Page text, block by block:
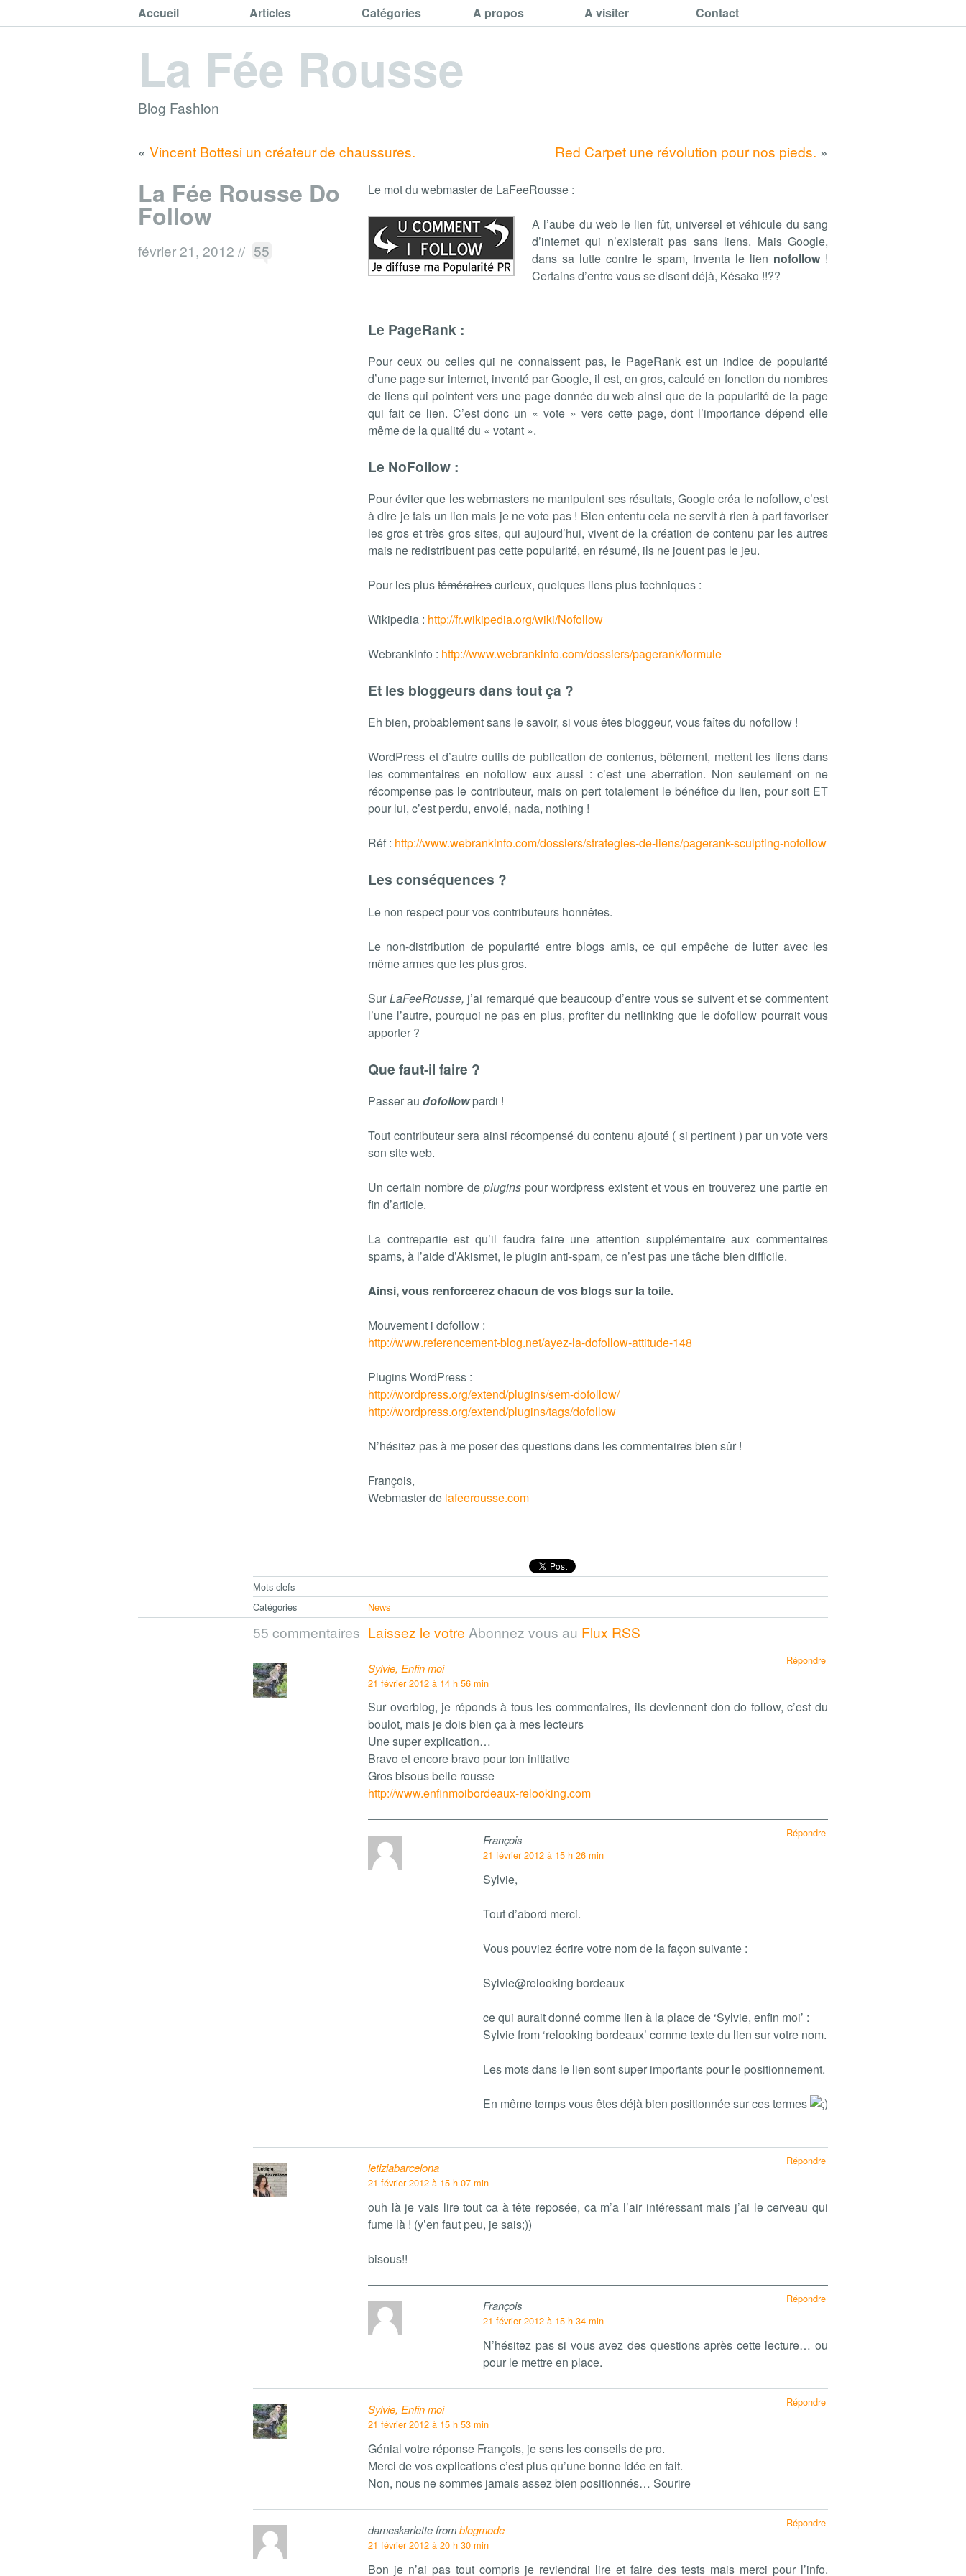
Accueil Articles Catégories A propos A visiter Contact
La Fée Rousse
Blog Fashion
« Vincent Bottesi un créateur de chaussures. Red Carpet une révolution pour nos pieds. »
La Fée Rousse Do
Follow
février 21, 2012 // 55
Le mot du webmaster de LaFeeRousse :
A l’aube du web le lien fût, universel et véhicule du sang
d’internet qui n’existerait pas sans liens. Mais Google,
dans sa lutte contre le spam, inventa le lien nofollow !
Certains d’entre vous se disent déjà, Késako !!??
Le PageRank :
Pour ceux ou celles qui ne connaissent pas, le PageRank est un indice de popularité
d’une page sur internet, inventé par Google, il est, en gros, calculé en fonction du nombres
de liens qui pointent vers une page donnée du web ainsi que de la popularité de la page
qui fait ce lien. C’est donc un « vote » vers cette page, dont l’importance dépend elle
même de la qualité du « votant ».
Le NoFollow :
Pour éviter que les webmasters ne manipulent ses résultats, Google créa le nofollow, c’est
à dire je fais un lien mais je ne vote pas ! Bien ententu cela ne servit à rien à part favoriser
les gros et très gros sites, qui aujourd’hui, vivent de la création de contenu par les autres
mais ne redistribuent pas cette popularité, en résumé, ils ne jouent pas le jeu.
Pour les plustémérairescurieux, quelques liens plus techniques :
Wikipedia : http://fr.wikipedia.org/wiki/Nofollow
Webrankinfo : http://www.webrankinfo.com/dossiers/pagerank/formule
Et les bloggeurs dans tout ça ?
Eh bien, probablement sans le savoir, si vous êtes bloggeur, vous faîtes du nofollow !
WordPress et d’autre outils de publication de contenus, bêtement, mettent les liens dans
les commentaires en nofollow eux aussi : c’est une aberration. Non seulement on ne
récompense pas le contributeur, mais on pert totalement le bénéfice du lien, pour soit ET
pour lui, c’est perdu, envolé, nada, nothing !
Réf : http://www.webrankinfo.com/dossiers/strategies-de-liens/pagerank-sculpting-nofollow
Les conséquences ?
Le non respect pour vos contributeurs honnêtes.
Le non-distribution de popularité entre blogs amis, ce qui empêche de lutter avec les
même armes que les plus gros.
Sur LaFeeRousse, j’ai remarqué que beaucoup d’entre vous se suivent et se commentent
l’une l’autre, pourquoi ne pas en plus, profiter du netlinking que le dofollow pourrait vous
apporter ?
Que faut-il faire ?
Passer au dofollowpardi !
Tout contributeur sera ainsi récompensé du contenu ajouté ( si pertinent ) par un vote vers
son site web.
Un certain nombre de plugins pour wordpress existent et vous en trouverez une partie en
fin d’article.
La contrepartie est qu’il faudra faire une attention supplémentaire aux commentaires
spams, à l’aide d’Akismet, le plugin anti-spam, ce n’est pas une tâche bien difficile.
Ainsi, vous renforcerez chacun de vos blogs sur la toile.
Mouvement i dofollow :
http://www.referencement-blog.net/ayez-la-dofollow-attitude-148
Plugins WordPress :
http://wordpress.org/extend/plugins/sem-dofollow/
http://wordpress.org/extend/plugins/tags/dofollow
N’hésitez pas à me poser des questions dans les commentaires bien sûr !
François,
Webmaster de lafeerousse.com
Mots-clefs
Catégories
News
55 commentaires Laissez le votre Abonnez vous au Flux RSS
Sylvie, Enfin moi
21 février 2012 à 14 h 56 min
Sur overblog, je réponds à tous les commentaires, ils deviennent don do follow, c’est du
boulot, mais je dois bien ça à mes lecteurs
Une super explication…
Bravo et encore bravo pour ton initiative
Gros bisous belle rousse
http://www.enfinmoibordeaux-relooking.com
Répondre
François
21 février 2012 à 15 h 26 min
Sylvie,
Tout d’abord merci.
Vous pouviez écrire votre nom de la façon suivante :
Sylvie@relooking bordeaux
ce qui aurait donné comme lien à la place de ‘Sylvie, enfin moi’ :
Sylvie from ‘relooking bordeaux’ comme texte du lien sur votre nom.
Les mots dans le lien sont super importants pour le positionnement.
En même temps vous êtes déjà bien positionnée sur ces termes
Répondre
letiziabarcelona
21 février 2012 à 15 h 07 min
ouh là je vais lire tout ca à tête reposée, ca m’a l’air intéressant mais j’ai le cerveau qui
fume là ! (y’en faut peu, je sais;))
bisous!!
Répondre
François
21 février 2012 à 15 h 34 min
N’hésitez pas si vous avez des questions après cette lecture… ou
pour le mettre en place.
Répondre
Sylvie, Enfin moi
21 février 2012 à 15 h 53 min
Génial votre réponse François, je sens les conseils de pro.
Merci de vos explications c’est plus qu’une bonne idée en fait.
Non, nous ne sommes jamais assez bien positionnés… Sourire
Répondre
dameskarlette fromblogmode
21 février 2012 à 20 h 30 min
Bon je n’ai pas tout compris je reviendrai lire et faire des tests mais merci pour l’info.
Répondre